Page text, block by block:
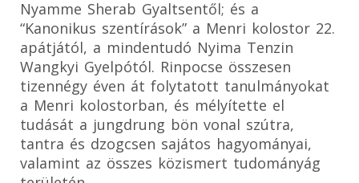
Nyamme Sherab Gyaltsentől; és a
“Kanonikus szentírások” a Menri kolostor 22.
apátjától, a mindentudó Nyima Tenzin
Wangkyi Gyelpótól. Rinpocse összesen
tizennégy éven át folytatott tanulmányokat
a Menri kolostorban, és mélyítette el
tudását a jungdrung bön vonal szútra,
tantra és dzogcsen sajátos hagyományai,
valamint az összes közismert tudományág